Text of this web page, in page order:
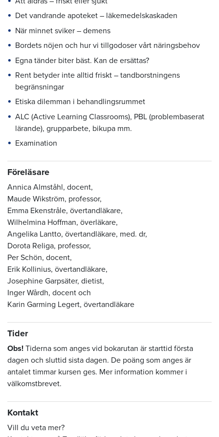
Det vandrande apoteket – läkemedelskaskaden
När minnet sviker – demens
Bordets nöjen och hur vi tillgodoser vårt näringsbehov
Egna tänder biter bäst. Kan de ersättas?
Rent betyder inte alltid friskt – tandborstningens
begränsningar
Etiska dilemman i behandlingsrummet
ALC (Active Learning Classrooms), PBL (problembaserat
lärande), grupparbete, bikupa mm.
Examination
Föreläsare
Annica Almståhl, docent,
Maude Wikström, professor,
Emma Ekenstråle, övertandläkare,
Wilhelmina Hoffman, överläkare,
Angelika Lantto, övertandläkare, med. dr,
Dorota Religa, professor,
Per Schön, docent,
Erik Kollinius, övertandläkare,
Josephine Garpsäter, dietist,
Inger Wårdh, docent och
Karin Garming Legert, övertandläkare
Tider
Obs! Tiderna som anges vid bokarutan är starttid första
dagen och sluttid sista dagen. De poäng som anges är
antalet timmar kursen ges. Mer information kommer i
välkomstbrevet.
Kontakt
Vill du veta mer?